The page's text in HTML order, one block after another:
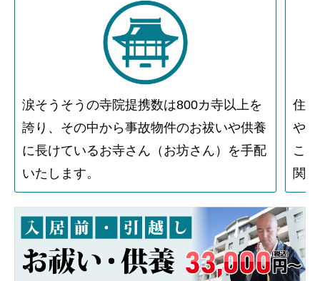
涙そうそうの寺院提携数は800カ寺以上を
誇り、その中から事故物件のお祓いや供養
に長けているお寺さん（お坊さん）を手配
いたします。
住
や
こ
関